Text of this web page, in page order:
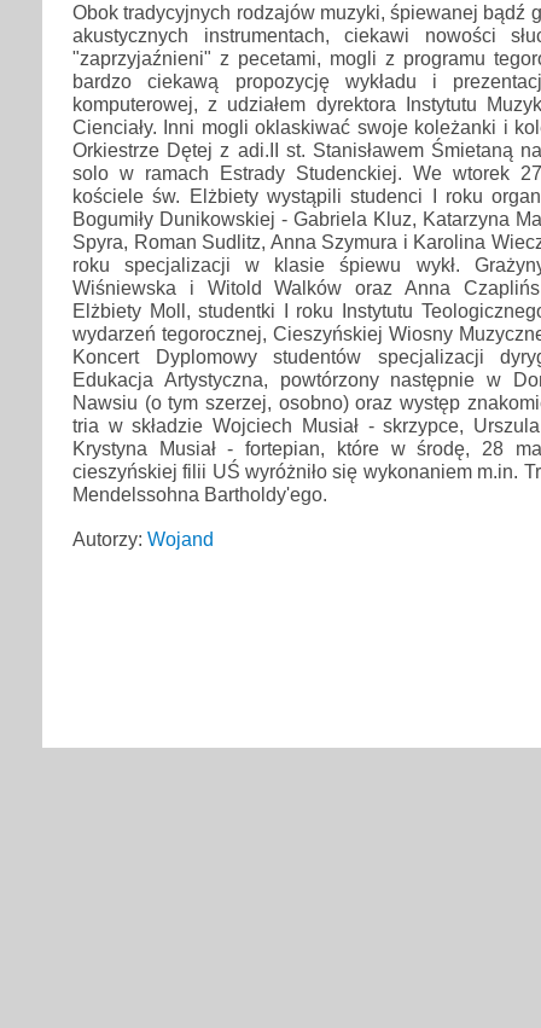
Obok tradycyjnych rodzajów muzyki, śpiewanej bądź
akustycznych instrumentach, ciekawi nowości
"zaprzyjaźnieni" z pecetami, mogli z programu
bardzo ciekawą propozycję wykładu i
komputerowej, z udziałem dyrektora Instytutu
Cienciały. Inni mogli oklaskiwać swoje koleżanki i
Orkiestrze Dętej z adi.II st. Stanisławem Śmietaną
solo w ramach Estrady Studenckiej. We wtorek
kościele św. Elżbiety wystąpili studenci I roku
Bogumiły Dunikowskiej - Gabriela Kluz, Katarzyna
Spyra, Roman Sudlitz, Anna Szymura i Karolina
roku specjalizacji w klasie śpiewu wykł.
Wiśniewska i Witold Walków oraz Anna
Elżbiety Moll, studentki I roku Instytutu
wydarzeń tegorocznej, Cieszyńskiej Wiosny
Koncert Dyplomowy studentów specjalizacji
Edukacja Artystyczna, powtórzony następnie w
Nawsiu (o tym szerzej, osobno) oraz występ
tria w składzie Wojciech Musiał - skrzypce,
Krystyna Musiał - fortepian, które w środę, 28
cieszyńskiej filii UŚ wyróżniło się wykonaniem m.in.
Mendelssohna Bartholdy'ego.
Autorzy: Wojand